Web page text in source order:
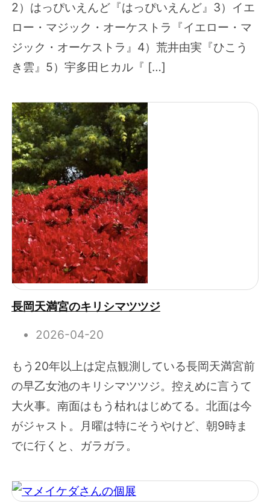
2）はっぴいえんど『はっぴいえんど』3）イエ
ロー・マジック・オーケストラ『イエロー・マ
ジック・オーケストラ』4）荒井由実『ひこう
き雲』5）宇多田ヒカル『 […]
長岡天満宮のキリシマツツジ
2026-04-20
もう20年以上は定点観測している長岡天満宮前
の早乙女池のキリシマツツジ。控えめに言うて
大火事。南面はもう枯れはじめてる。北面は今
がジャスト。月曜は特にそうやけど、朝9時ま
でに行くと、ガラガラ。